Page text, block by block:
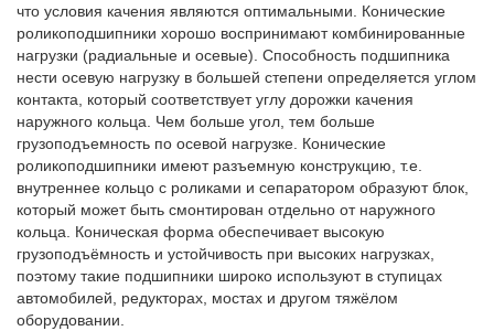
что условия качения являются оптимальными. Конические
роликоподшипники хорошо воспринимают комбинированные
нагрузки (радиальные и осевые). Способность подшипника
нести осевую нагрузку в большей степени определяется углом
контакта, который соответствует углу дорожки качения
наружного кольца. Чем больше угол, тем больше
грузоподъемность по осевой нагрузке. Конические
роликоподшипники имеют разъемную конструкцию, т.е.
внутреннее кольцо с роликами и сепаратором образуют блок,
который может быть смонтирован отдельно от наружного
кольца. Коническая форма обеспечивает высокую
грузоподъёмность и устойчивость при высоких нагрузках,
поэтому такие подшипники широко используют в ступицах
автомобилей, редукторах, мостах и другом тяжёлом
оборудовании.